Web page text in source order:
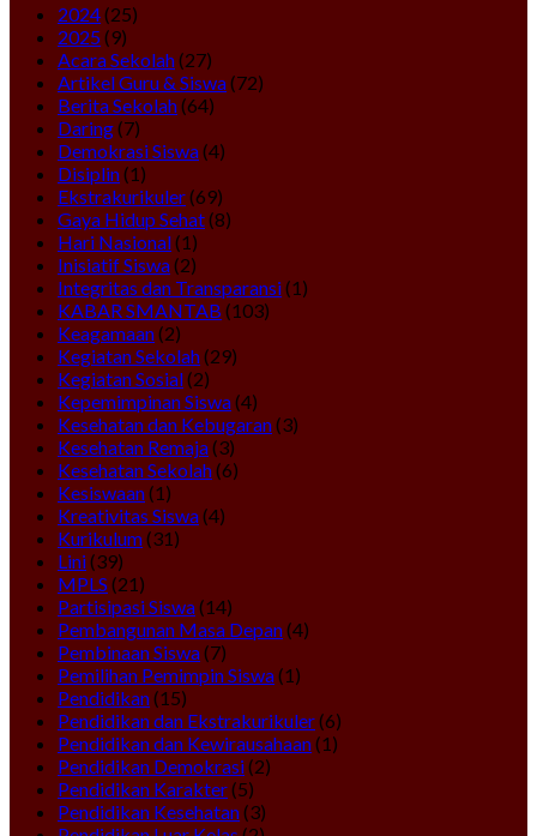
2024(25)
2025(9)
Acara Sekolah(27)
Artikel Guru & Siswa(72)
Berita Sekolah(64)
Daring(7)
Demokrasi Siswa(4)
Disiplin(1)
Ekstrakurikuler(69)
Gaya Hidup Sehat(8)
Hari Nasional(1)
Inisiatif Siswa(2)
Integritas dan Transparansi(1)
KABAR SMANTAB (103)
Keagamaan(2)
Kegiatan Sekolah(29)
Kegiatan Sosial(2)
Kepemimpinan Siswa(4)
Kesehatan dan Kebugaran(3)
Kesehatan Remaja(3)
Kesehatan Sekolah(6)
Kesiswaan(1)
Kreativitas Siswa(4)
Kurikulum(31)
Lini(39)
MPLS (21)
Partisipasi Siswa(14)
Pembangunan Masa Depan(4)
Pembinaan Siswa(7)
Pemilihan Pemimpin Siswa(1)
Pendidikan(15)
Pendidikan dan Ekstrakurikuler(6)
Pendidikan dan Kewirausahaan(1)
Pendidikan Demokrasi(2)
Pendidikan Karakter(5)
Pendidikan Kesehatan(3)